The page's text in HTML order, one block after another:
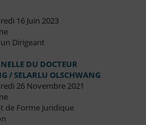
16 Juin 2023
Dirigeant
DU DOCTEUR
/ SELARLU OLSCHWANG
26 Novembre 2021
de Forme Juridique